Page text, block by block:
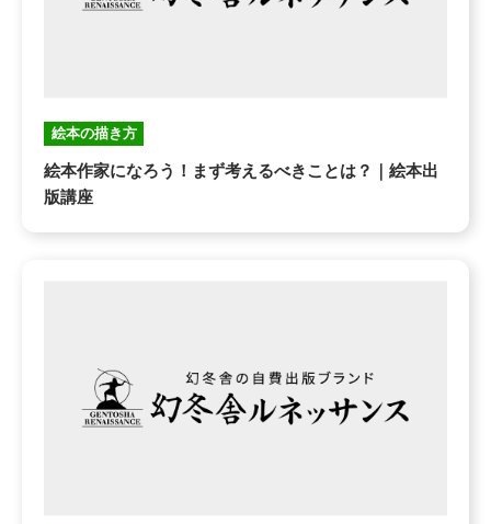
絵本の描き方
絵本作家になろう！まず考えるべきことは？｜絵本出
版講座